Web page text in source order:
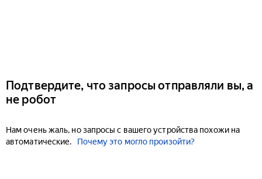
Подтвердите, что запросы отправляли вы, а
не робот
Нам очень жаль, но запросы с вашего устройства похожи на
автоматические.
Почему это могло произойти?